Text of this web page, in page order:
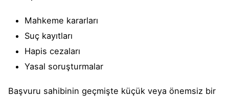
Mahkeme kararları
Suç kayıtları
Hapis cezaları
Yasal soruşturmalar
Başvuru sahibinin geçmişte küçük veya önemsiz bir